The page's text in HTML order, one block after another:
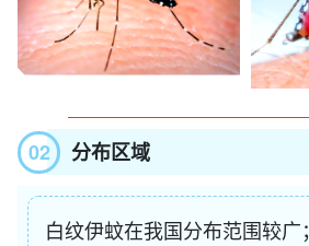
02 分布区域
白纹伊蚊在我国分布范围较广；